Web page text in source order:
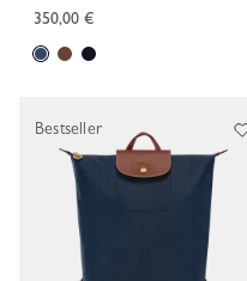
350,00 €
Bestseller